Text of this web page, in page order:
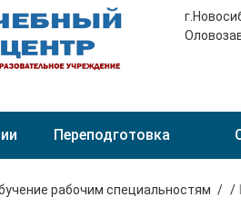
Переподготовка
рабочим специальностям